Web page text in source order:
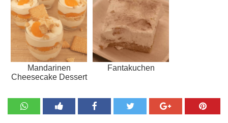
Mandarinen
Cheesecake Dessert
Fantakuchen